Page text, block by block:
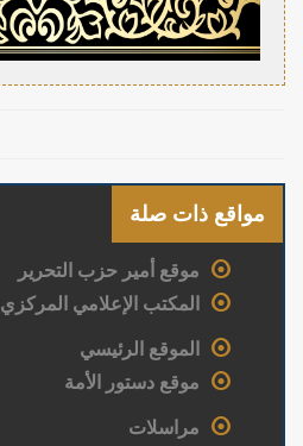
مواقع ذات صلة
موقع أمير حزب التحرير
المكتب الإعلامي المركزي
الموقع الرئيسي
موقع دستور الأمة
مراسلات